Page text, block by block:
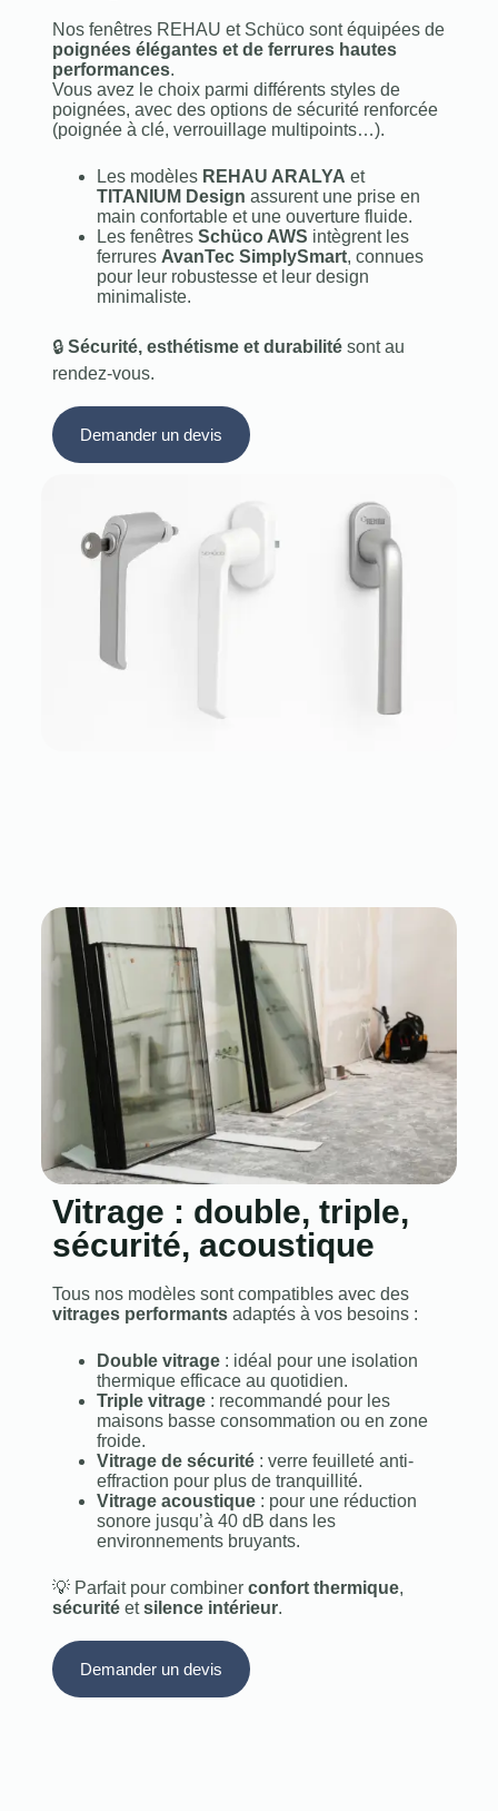
Nos fenêtres REHAU et Schüco sont équipées de
poignées élégantes et de ferrures hautes
performances.
Vous avez le choix parmi différents styles de
poignées, avec des options de sécurité renforcée
(poignée à clé, verrouillage multipoints…).
Les modèles REHAU ARALYA et
TITANIUM Design assurent une prise en
main confortable et une ouverture fluide.
Les fenêtres Schüco AWS intègrent les
ferrures AvanTec SimplySmart, connues
pour leur robustesse et leur design
minimaliste.
🔒 Sécurité, esthétisme et durabilitésont au
rendez-vous.
Demander un devis
Vitrage : double, triple,
sécurité, acoustique
Tous nos modèles sont compatibles avec des
vitrages performantsadaptés à vos besoins :
Double vitrage: idéal pour une isolation
thermique efficace au quotidien.
Triple vitrage: recommandé pour les
maisons basse consommation ou en zone
froide.
Vitrage de sécurité: verre feuilleté anti-
effraction pour plus de tranquillité.
Vitrage acoustique: pour une réduction
sonore jusqu’à 40 dB dans les
environnements bruyants.
💡 Parfait pour combiner confort thermique,
sécuritéetsilence intérieur.
Demander un devis